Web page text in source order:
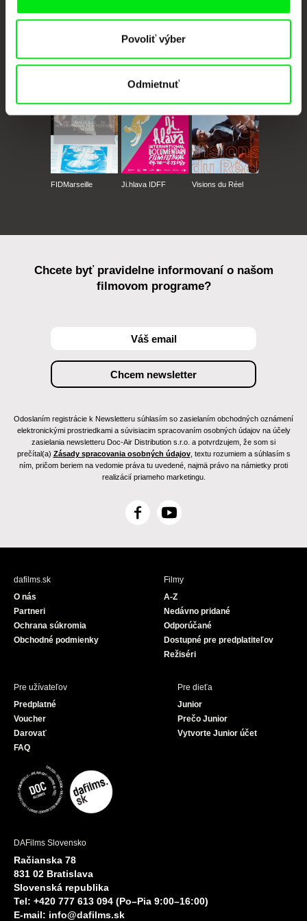
Povoliť výber
Odmietnuť
Against Gravity
FIDMarseille Ji.hlava IDFF Visions du Réel
Chcete byť pravidelne informovaní o našom
filmovom programe?
Odoslaním registrácie k Newsletteru súhlasím so zasielaním obchodných oznámení
elektronickými prostriedkami a súvisiacim spracovaním osobných údajov na účely
zasielania newsletteru Doc-Air Distribution s.r.o. a potvrdzujem, že som si
prečítal(a) Zásady spracovania osobných údajov, textu rozumiem a súhlasím s
ním, pričom beriem na vedomie práva tu uvedené, najmä právo na námietky proti
realizácií priameho marketingu.
F
c
Y
u
e
dafilms.sk
O nás
Partneri
Ochrana súkromia
Obchodné podmienky
Filmy
A-Z
Nedávno pridané
Odporúčané
Dostupné pre predplatiteľov
Režiséri
Pre užívateľov
Predplatné
Voucher
Darovať
FAQ
Pre dieťa
Junior
Prečo Junior
Vytvorte Junior účet
DAFilms Slovensko
Račianska 78
831 02 Bratislava
Slovenská republika
Tel: +420 777 613 094 (Po–Pia 9:00–16:00)
E-mail: info@dafilms.sk